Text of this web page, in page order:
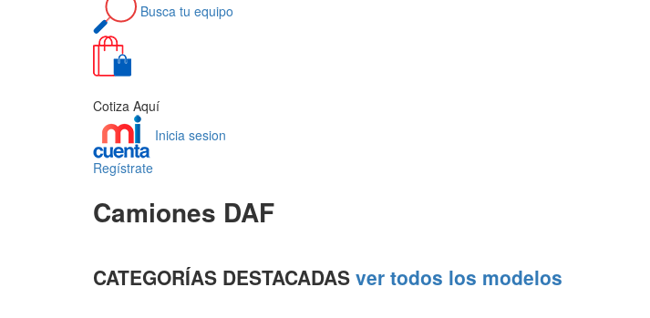
Busca tu equipo
Cotiza Aquí
Inicia sesion
Regístrate
Camiones DAF
CATEGORÍAS DESTACADAS ver todos los modelos